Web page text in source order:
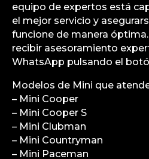
equipo de expertos está
el mejor servicio y
funcione de manera óptima.
recibir asesoramiento
WhatsApp pulsando el
Modelos de Mini que
– Mini Cooper
– Mini Cooper S
– Mini Clubman
– Mini Countryman
– Mini Paceman